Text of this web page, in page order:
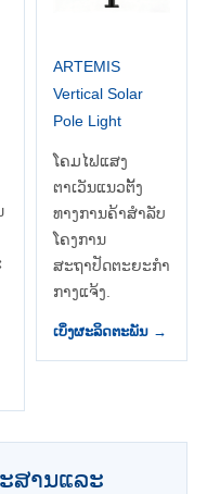
ARTEMIS
Vertical Solar
Pole Light
ໂຄມໄຟແສງ
ຕາເວັນແນວຕັ້ງ
ທາງການຄ້າສຳລັບ
ໂຄງການ
ສະຖາປັດຕະຍະກຳ
ກາງແຈ້ງ.
ເບິ່ງຜະລິດຕະພັນ →
ສານແລະ